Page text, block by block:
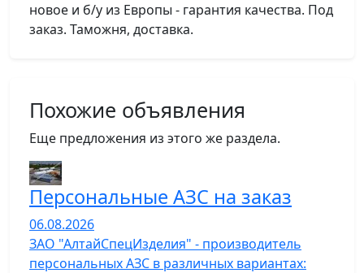
новое и б/у из Европы - гарантия качества. Под
заказ. Таможня, доставка.
Похожие объявления
Еще предложения из этого же раздела.
Персональные АЗС на заказ
06.08.2026
ЗАО "АлтайСпецИзделия" - производитель
персональных АЗС в различных вариантах: